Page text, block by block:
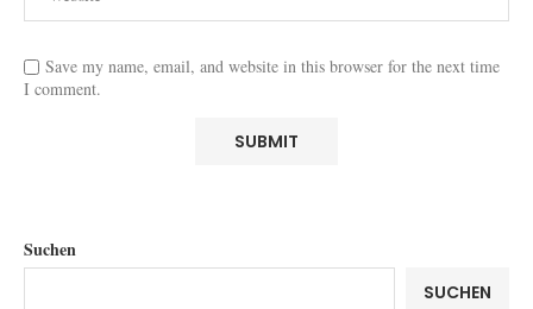
Save my name, email, and website in this browser for the next time
I comment.
Suchen
SUCHEN